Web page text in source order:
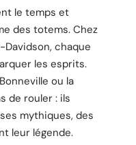
le temps et
des totems. Chez
Davidson, chaque
les esprits.
ou la
de rouler : ils
mythiques, des
leur légende.